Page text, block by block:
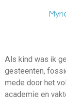
hoofdinhoud
Als kind was ik
gesteenten,
mede door het
academie en